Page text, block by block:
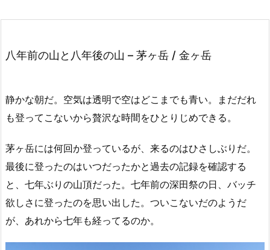
八年前の山と八年後の山 – 茅ヶ岳 / 金ヶ岳
静かな朝だ。空気は透明で空はどこまでも青い。まだだれ
も登ってこないから贅沢な時間をひとりじめできる。
茅ヶ岳には何回か登っているが、来るのはひさしぶりだ。
最後に登ったのはいつだったかと過去の記録を確認する
と、七年ぶりの山頂だった。七年前の深田祭の日、バッチ
欲しさに登ったのを思い出した。ついこないだのようだ
が、あれから七年も経ってるのか。